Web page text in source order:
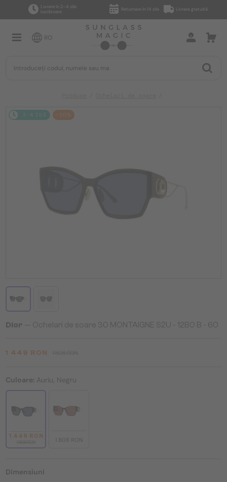
Livrare în 2–4 zile
lucrătoare
Returnare în 14 zile Livrare gratuită
RO
2-4 ZILE -20%
Dior — Ochelari de soare 30 MONTAIGNE S2U - 12B0 B - 60
1 449 RON
Culoare: Auriu, Negru
1 449 RON
1 808 RON
Dimensiuni